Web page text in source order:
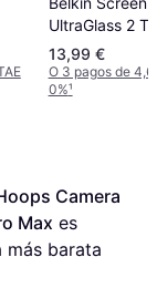
UltraGlass 2
Screen
iPhone 14
13,99 €
O 3 pagos de
0%¹
Camera
Max
más barata